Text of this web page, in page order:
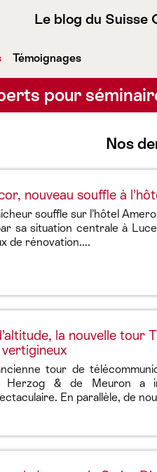
Le blog du Suisse
Témoignages
pour
Nos
nouveau souffle à
souffle sur l’hôtel
sa situation centrale à
de rénovation....
la nouvelle tour
tour de
Herzog & de Meuron a
En parallèle, de